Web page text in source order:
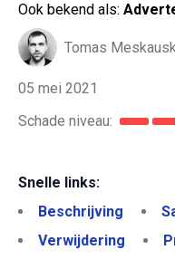
Ook bekend als:
Tomas
05 mei 2021
Schade niveau:
Snelle links:
Beschrijving
Verwijdering